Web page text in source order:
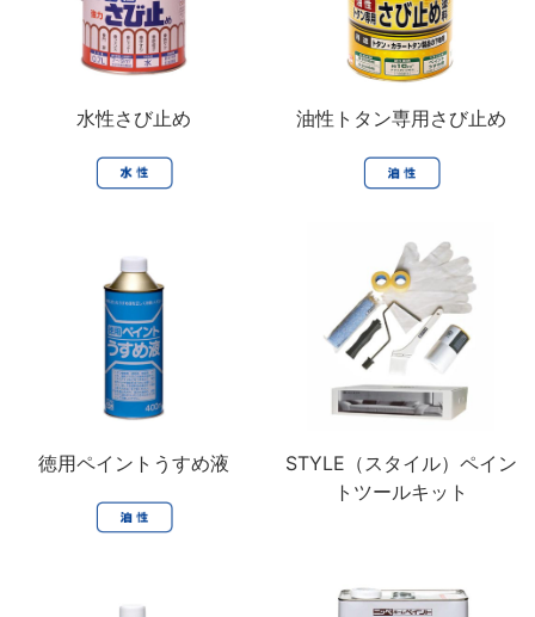
水性さび止め 油性トタン専用さび止め
徳用ペイントうすめ液
STYLE（スタイル）ペイン
トツールキット